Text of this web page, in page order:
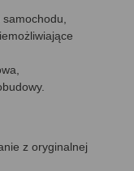
2011, 2012, 2013,
2010, 2011, 2012,
2015, 2016, 2017, 2018,
z oryginalnej